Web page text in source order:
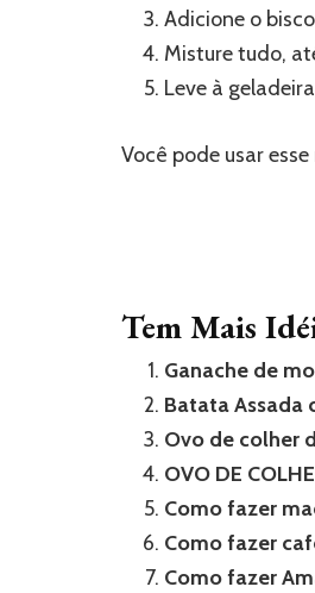
Adicione o
Misture tudo,
Leve à
Você pode usar
Tem Mais
Ganache de
Batata Assada
Ovo de colher
OVO DE
Como fazer
Como fazer
Como fazer